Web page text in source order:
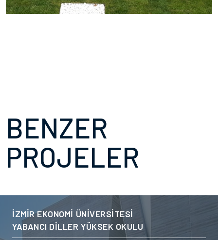
BENZER
PROJELER
İZMİR EKONOMİ ÜNİVERSİTESİ
YABANCI DİLLER YÜKSEK OKULU